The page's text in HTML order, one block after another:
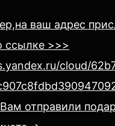
ваш адрес
ссылке >>>
cloud/
отправили